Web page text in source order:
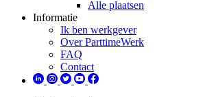
Alle plaatsen
Informatie
Ik ben werkgever
Over ParttimeWerk
FAQ
Contact